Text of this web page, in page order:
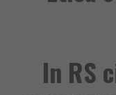
In RS